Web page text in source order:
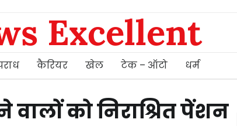
Excellent
कैरियर खेल टेक – ऑटो धर्म
को निराश्रित पेंशन